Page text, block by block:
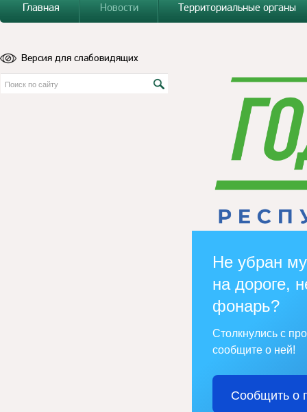
Главная
Новости Территориальные органы
Версия для слабовидящих
Не убран
на дороге,
фонарь?
Столкнулись с
сообщите о ней!
Сообщить о